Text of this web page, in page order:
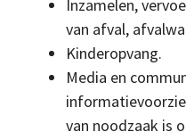
Inzamelen,
van afval,
Kinderopvang.
Media en
van noodzaak is